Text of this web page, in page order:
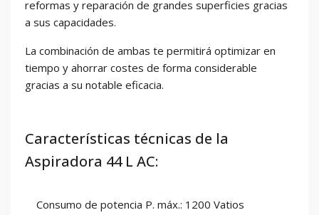
reformas y reparación de grandes superficies gracias
a sus capacidades.
La combinación de ambas te permitirá optimizar en
tiempo y ahorrar costes de forma considerable
gracias a su notable eficacia.
Características técnicas de la
Aspiradora 44 L AC:
Consumo de potencia P. máx.: 1200 Vatios